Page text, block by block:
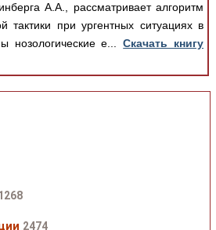
А.А., рассматривает алгоритм
тактики при ургентных ситуациях в
нозологические е...Скачать книгу
2474